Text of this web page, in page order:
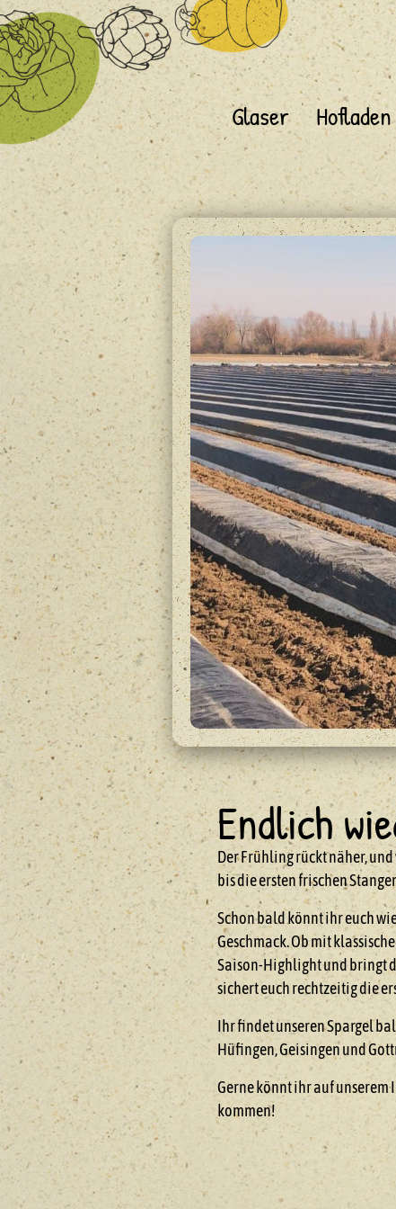
Glaser Hofladen
Endlich
Der Frühling rückt näher,
bis die ersten frischen
Schon bald könnt ihr euch
Geschmack. Ob mit
Saison-Highlight und bringt
sichert euch rechtzeitig die
Ihr findet unseren Spargel
Hüfingen, Geisingen und
Gerne könnt ihr auf unserem
kommen!